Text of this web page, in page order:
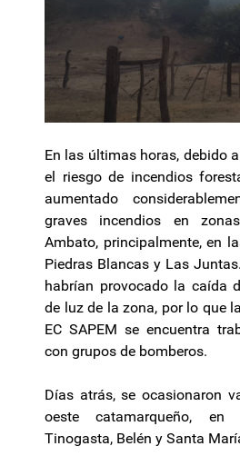
En las últimas horas, debido
el riesgo de incendios
aumentado
graves incendios en
Ambato, principalmente, en
Piedras Blancas y Las
habrían provocado la caída
de luz de la zona, por lo que
EC SAPEM se encuentra
con grupos de bomberos.
Días atrás, se ocasionaron
oeste catamarqueño, en
Tinogasta, Belén y Santa